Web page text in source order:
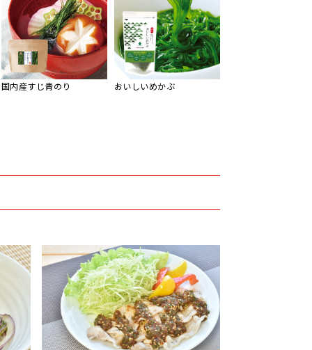
国内産すじ青のり おいしいめかぶ